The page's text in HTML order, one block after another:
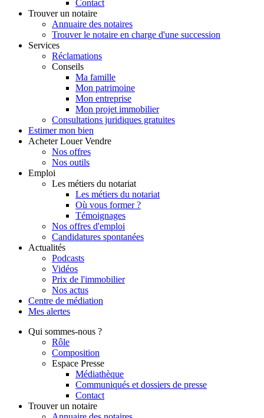
Contact
Trouver un notaire
Annuaire des notaires
Trouver le notaire en charge d'une succession
Services
Réclamations
Conseils
Ma famille
Mon patrimoine
Mon entreprise
Mon projet immobilier
Consultations juridiques gratuites
Estimer mon bien
Acheter Louer Vendre
Nos offres
Nos outils
Emploi
Les métiers du notariat
Les métiers du notariat
Où vous former ?
Témoignages
Nos offres d'emploi
Candidatures spontanées
Actualités
Podcasts
Vidéos
Prix de l'immobilier
Nos actus
Centre de médiation
Mes alertes
Qui sommes-nous ?
Rôle
Composition
Espace Presse
Médiathèque
Communiqués et dossiers de presse
Contact
Trouver un notaire